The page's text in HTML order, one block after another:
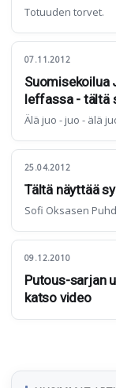
Totuuden torvet.
07.11.2012
Suomisekoilua
leffassa - tältä
Älä juo - juo - älä
25.04.2012
Tältä näyttää
Sofi Oksasen
09.12.2010
Putous-sarjan
katso video